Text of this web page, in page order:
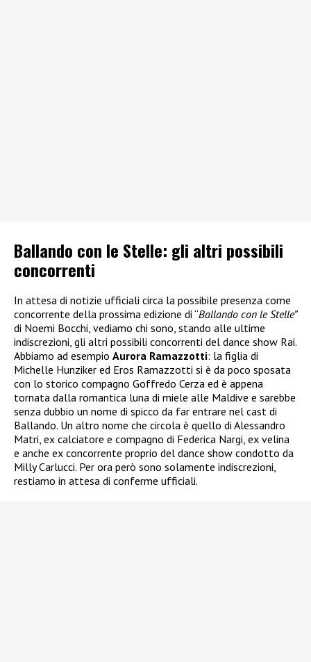
Ballando con le Stelle: gli altri possibili
concorrenti
In attesa di notizie ufficiali circa la possibile presenza come
concorrente della prossima edizione di “Ballando con le Stelle”
di Noemi Bocchi, vediamo chi sono, stando alle ultime
indiscrezioni, gli altri possibili concorrenti del dance show Rai.
Abbiamo ad esempio Aurora Ramazzotti: la figlia di
Michelle Hunziker ed Eros Ramazzotti si è da poco sposata
con lo storico compagno Goffredo Cerza ed è appena
tornata dalla romantica luna di miele alle Maldive e sarebbe
senza dubbio un nome di spicco da far entrare nel cast di
Ballando. Un altro nome che circola è quello di Alessandro
Matri, ex calciatore e compagno di Federica Nargi, ex velina
e anche ex concorrente proprio del dance show condotto da
Milly Carlucci. Per ora però sono solamente indiscrezioni,
restiamo in attesa di conferme ufficiali.